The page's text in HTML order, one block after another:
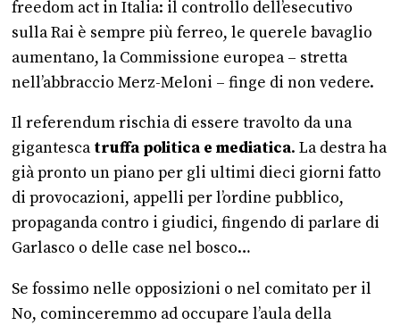
freedom act in Italia: il controllo dell’esecutivo
sulla Rai è sempre più ferreo, le querele bavaglio
aumentano, la Commissione europea – stretta
nell’abbraccio Merz-Meloni – finge di non vedere.
Il referendum rischia di essere travolto da una
gigantescatruffa politica e mediatica. La destra ha
già pronto un piano per gli ultimi dieci giorni fatto
di provocazioni, appelli per l’ordine pubblico,
propaganda contro i giudici, fingendo di parlare di
Garlasco o delle case nel bosco…
Se fossimo nelle opposizioni o nel comitato per il
No, cominceremmo ad occupare l’aula della